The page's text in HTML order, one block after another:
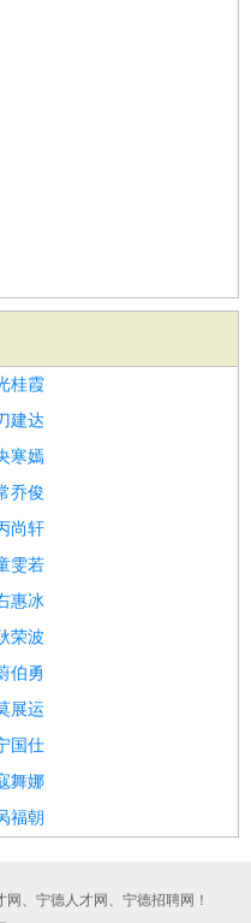
桂霞
建达
寒嫣
乔俊
尚轩
雯若
惠冰
荣波
伯勇
展运
国仕
舞娜
福朝
、宁德人才网、宁德招聘网！